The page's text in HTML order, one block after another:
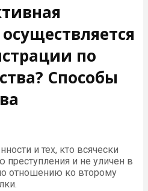
по
Способы
и тех, кто всячески
преступления и не уличен в
отношению ко второму